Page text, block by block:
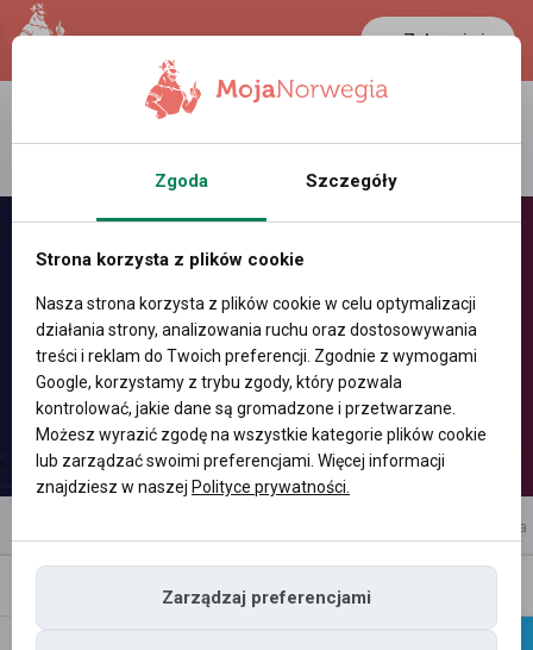
Zaloguj się
LANCASTER
36.1 °C 0.386 PLN
reklama
wiadomość
Zgoda Szczegóły
Strona korzysta z plików cookie
Nasza strona korzysta z plików cookie w celu optymalizacji
działania strony, analizowania ruchu oraz dostosowywania
treści i reklam do Twoich preferencji. Zgodnie z wymogami
Google, korzystamy z trybu zgody, który pozwala
kontrolować, jakie dane są gromadzone i przetwarzane.
Możesz wyrazić zgodę na wszystkie kategorie plików cookie
lub zarządzać swoimi preferencjami. Więcej informacji
znajdziesz w naszej Polityce prywatności.
Zarządzaj preferencjami